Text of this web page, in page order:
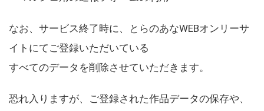
なお、サービス終了時に、とらのあなWEBオンリーサ
イトにてご登録いただいている
すべてのデータを削除させていただきます。
恐れ入りますが、ご登録された作品データの保存や、